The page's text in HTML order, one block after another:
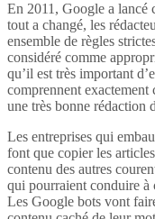
En 2011, Google a lancé
tout a changé, les
ensemble de règles
considéré comme
qu’il est très important
comprennent exactement
une très bonne rédaction
Les entreprises qui
font que copier les
contenu des autres
qui pourraient conduire à
Les Google bots vont